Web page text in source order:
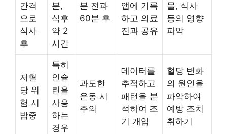
간격
으로
식사
후
분,
식후
약 2
시간
분 전과
60분 후
앱에 기록
하고 의료
진과 공유
물, 식사
등의 영향
파악
저혈
당 위
험 시
밤중
특히
인슐
린을
사용
하는
경우
과도한
운동 시
주의
데이터를
추적하고
패턴을 분
석하여 조
기 개입
혈당 변화
의 원인을
파악하여
예방 조치
취하기